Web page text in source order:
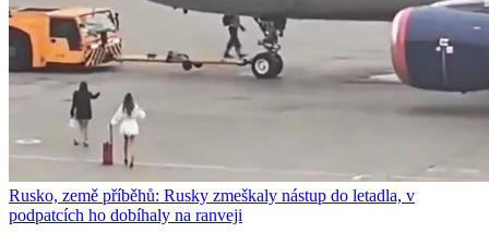
Rusko, země příběhů: Rusky zmeškaly nástup do letadla, v
podpatcích ho dobíhaly na ranveji